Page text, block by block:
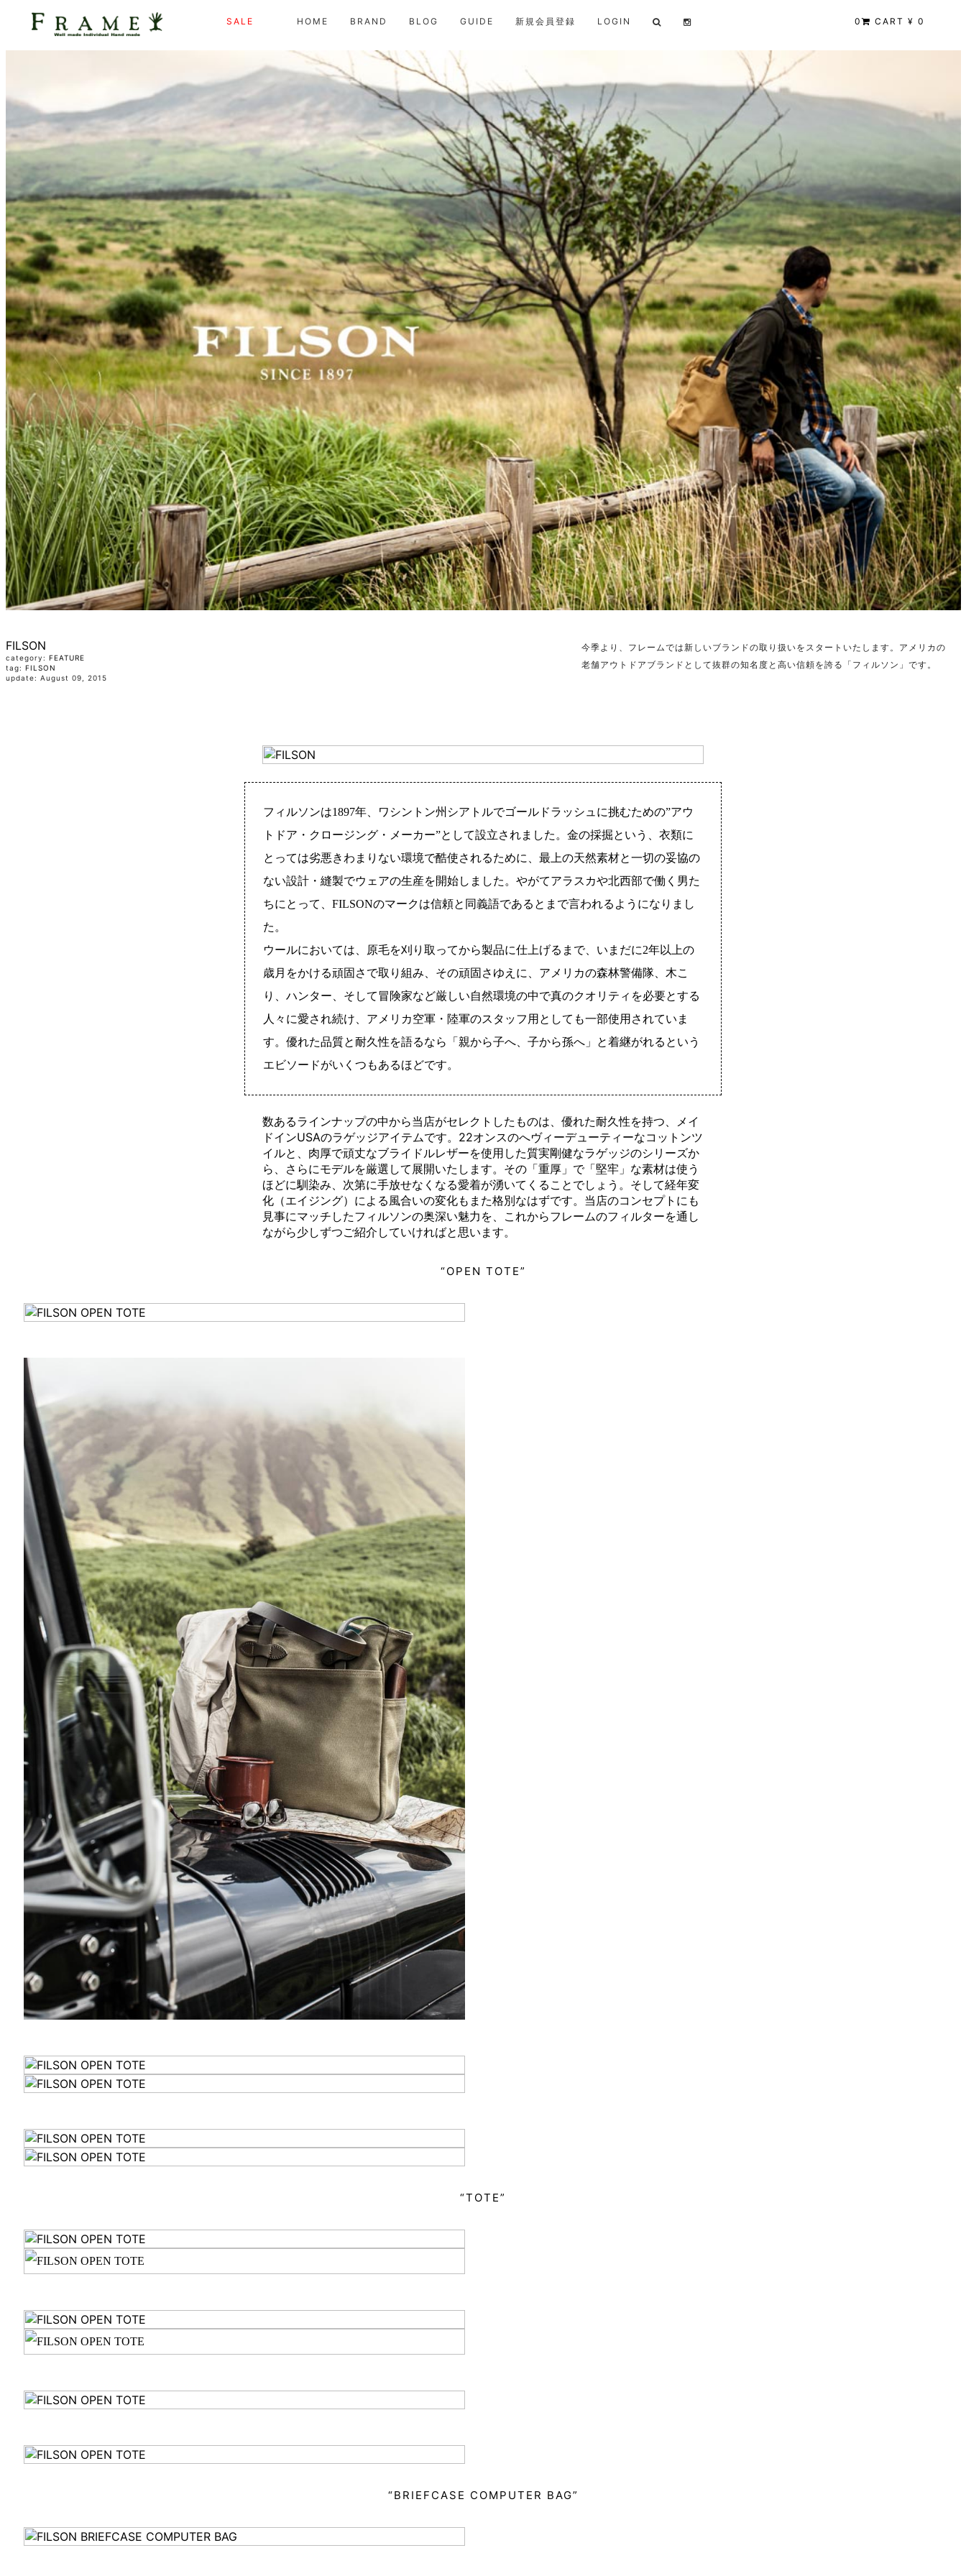
SALE HOME BRAND BLOG GUIDE 新規会員登録 LOGIN 0 CART ¥ 0
FILSON
category: FEATURE
tag: FILSON
update: August 09, 2015
今季より、フレームでは新しいブランドの取り扱いをスタートいたします。アメリカの
老舗アウトドアブランドとして抜群の知名度と高い信頼を誇る「フィルソン」です。
フィルソンは1897年、ワシントン州シアトルでゴールドラッシュに挑むための”アウ
トドア・クロージング・メーカー”として設立されました。金の採掘という、衣類に
とっては劣悪きわまりない環境で酷使されるために、最上の天然素材と一切の妥協の
ない設計・縫製でウェアの生産を開始しました。やがてアラスカや北西部で働く男た
ちにとって、FILSONのマークは信頼と同義語であるとまで言われるようになりまし
た。
ウールにおいては、原毛を刈り取ってから製品に仕上げるまで、いまだに2年以上の
歳月をかける頑固さで取り組み、その頑固さゆえに、アメリカの森林警備隊、木こ
り、ハンター、そして冒険家など厳しい自然環境の中で真のクオリティを必要とする
人々に愛され続け、アメリカ空軍・陸軍のスタッフ用としても一部使用されていま
す。優れた品質と耐久性を語るなら「親から子へ、子から孫へ」と着継がれるという
エビソードがいくつもあるほどです。
数あるラインナップの中から当店がセレクトしたものは、優れた耐久性を持つ、メイ
ドインUSAのラゲッジアイテムです。22オンスのへヴィーデューティーなコットンツ
イルと、肉厚で頑丈なブライドルレザーを使用した質実剛健なラゲッジのシリーズか
ら、さらにモデルを厳選して展開いたします。その「重厚」で「堅牢」な素材は使う
ほどに馴染み、次第に手放せなくなる愛着が湧いてくることでしょう。そして経年変
化（エイジング）による風合いの変化もまた格別なはずです。当店のコンセプトにも
見事にマッチしたフィルソンの奥深い魅力を、これからフレームのフィルターを通し
ながら少しずつご紹介していければと思います。
“OPEN TOTE”
“TOTE”
“BRIEFCASE COMPUTER BAG”